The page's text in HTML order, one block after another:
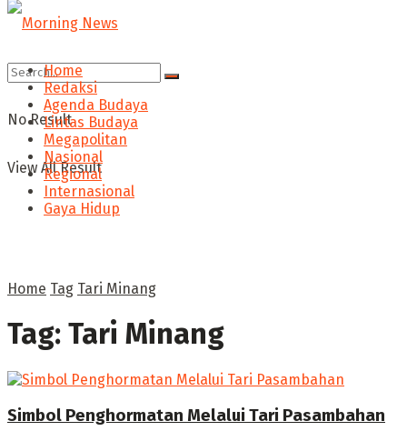
No Result
View All Result
Home
Redaksi
Agenda Budaya
Lintas Budaya
Megapolitan
Nasional
Regional
Internasional
Gaya Hidup
Home Tag Tari Minang
Tag: Tari Minang
Simbol Penghormatan Melalui Tari Pasambahan